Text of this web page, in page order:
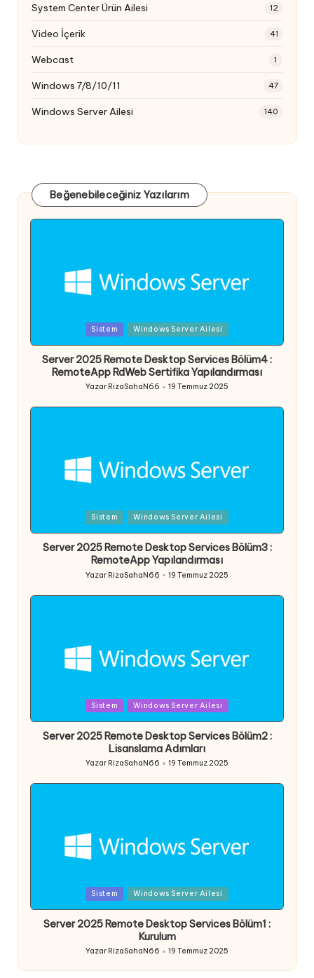
System Center Ürün Ailesi 12
Video İçerik 41
Webcast 1
Windows 7/8/10/11 47
Windows Server Ailesi 140
Beğenebileceğiniz Yazılarım
in
Sistem Windows Server Ailesi
Server 2025 Remote Desktop Services Bölüm4 :
RemoteApp RdWeb Sertifika Yapılandırması
Posted
by
Yazar RizaSahaN66 19 Temmuz 2025
in
Sistem Windows Server Ailesi
Server 2025 Remote Desktop Services Bölüm3 :
RemoteApp Yapılandırması
Posted
Yazar RizaSahaN66 19 Temmuz 2025
in
Sistem Windows Server Ailesi
Server 2025 Remote Desktop Services Bölüm2 :
Lisanslama Adımları
Posted
by
Yazar RizaSahaN66 19 Temmuz 2025
in
Sistem Windows Server Ailesi
Server 2025 Remote Desktop Services Bölüm1 :
Kurulum
by
Yazar RizaSahaN66 19 Temmuz 2025